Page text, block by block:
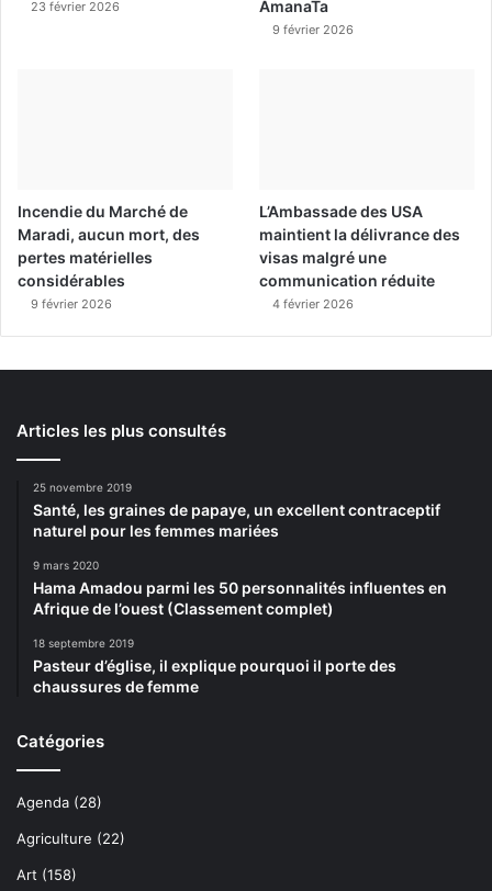
23 février 2026 AmanaTa
9 février 2026
Incendie du Marché de
Maradi, aucun mort, des
pertes matérielles
considérables
9 février 2026
L’Ambassade des USA
maintient la délivrance des
visas malgré une
communication réduite
4 février 2026
Articles les plus consultés
25 novembre 2019
Santé, les graines de papaye, un excellent contraceptif
naturel pour les femmes mariées
9 mars 2020
Hama Amadou parmi les 50 personnalités influentes en
Afrique de l’ouest (Classement complet)
18 septembre 2019
Pasteur d’église, il explique pourquoi il porte des
chaussures de femme
Catégories
Agenda (28)
Agriculture (22)
Art (158)